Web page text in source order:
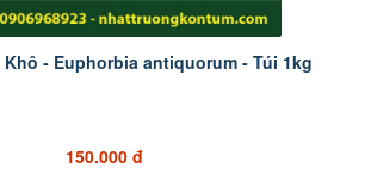
- Euphorbia antiquorum - Túi 1kg
150.000 đ